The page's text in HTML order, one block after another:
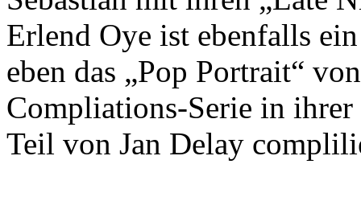
Erlend Oye ist ebenfalls
eben das „Pop Portrait“
Compliations-Serie in ihrer
Teil von Jan Delay